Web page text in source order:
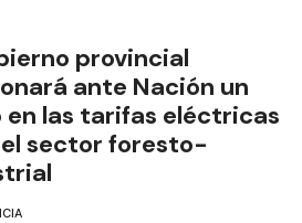
provincial
ante Nación un
en las tarifas eléctricas
sector foresto-